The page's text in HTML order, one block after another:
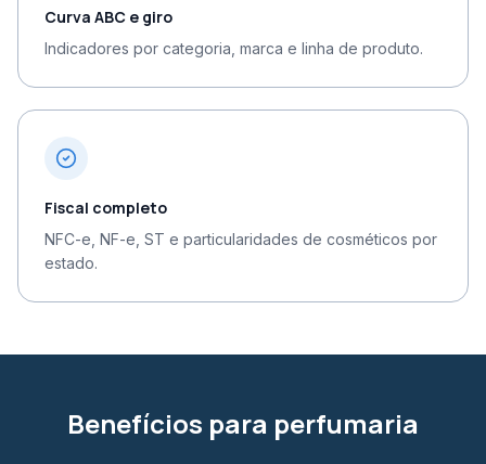
Curva ABC e giro
Indicadores por categoria, marca e linha de produto.
Fiscal completo
NFC-e, NF-e, ST e particularidades de cosméticos por
estado.
Benefícios para perfumaria